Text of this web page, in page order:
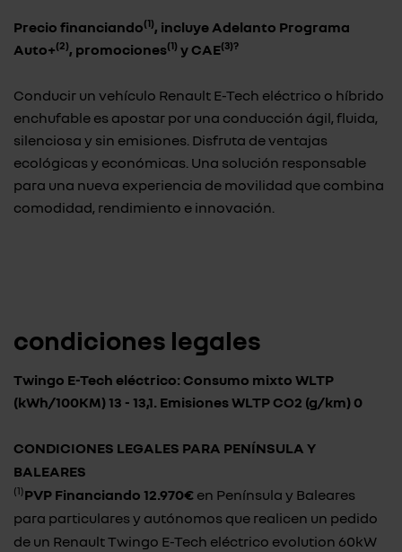
Precio financiando(1), incluye Adelanto Programa
Auto+(2), promociones(1) y CAE(3)?
Conducir un vehículo Renault E-Tech eléctrico o híbrido
enchufable es apostar por una conducción ágil, fluida,
silenciosa y sin emisiones. Disfruta de ventajas
ecológicas y económicas. Una solución responsable
para una nueva experiencia de movilidad que combina
comodidad, rendimiento e innovación.
condiciones legales
Twingo E-Tech eléctrico: Consumo mixto WLTP
(kWh/100KM) 13 - 13,1. Emisiones WLTP CO2 (g/km) 0
CONDICIONES LEGALES PARA PENÍNSULA Y
BALEARES
(1)PVP Financiando 12.970€ en Península y Baleares
para particulares y autónomos que realicen un pedido
de un Renault Twingo E-Tech eléctrico evolution 60kW